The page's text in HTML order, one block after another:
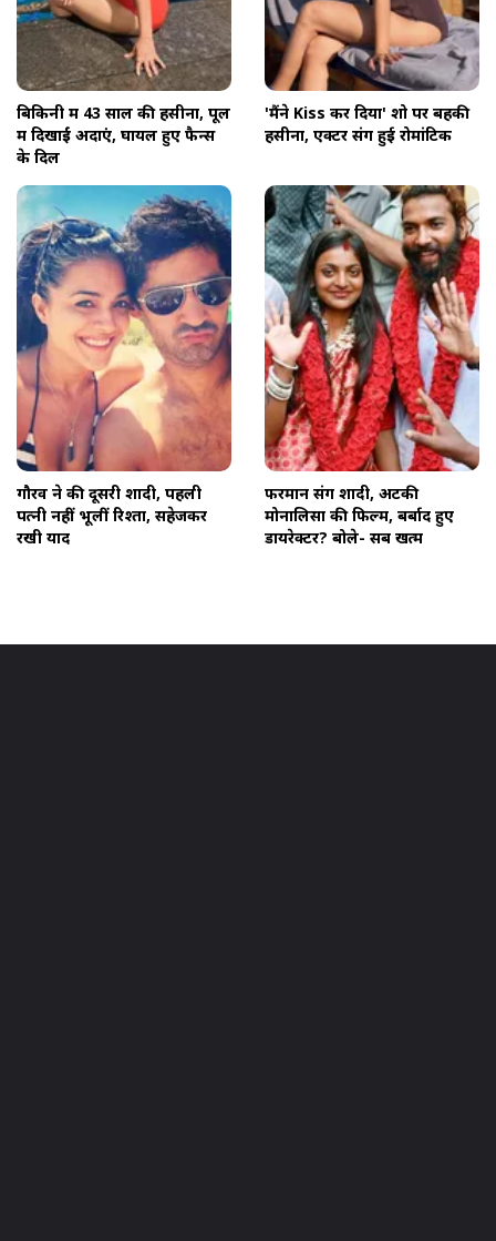
बिकिनी में 43 साल की हसीना, पूल
में दिखाईं अदाएं, घायल हुए फैन्स
के दिल
'मैंने Kiss कर दिया' शो पर बहकी
हसीना, एक्टर संग हुई रोमांटिक
गौरव ने की दूसरी शादी, पहली
पत्नी नहीं भूलीं रिश्ता, सहेजकर
रखी यादें
फरमान संग शादी, अटकी
मोनालिसा की फिल्म, बर्बाद हुए
डायरेक्टर? बोले- सब खत्म